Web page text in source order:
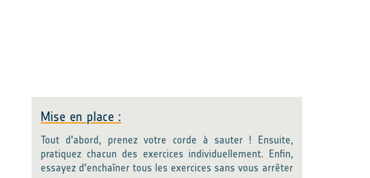
Mise en place :
Tout d'abord, prenez votre corde à sauter ! Ensuite,
pratiquez chacun des exercices individuellement. Enfin,
essayez d'enchaîner tous les exercices sans vous arrêter